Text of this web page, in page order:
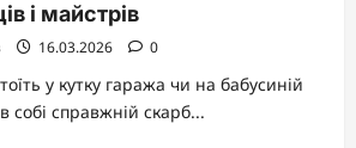
і майстрів
16.03.2026 0
у кутку гаража чи на бабусиній
собі справжній скарб...